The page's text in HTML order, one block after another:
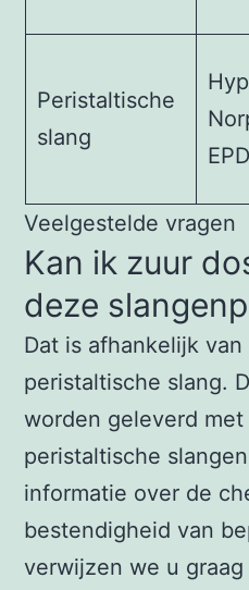
Peristaltische
slang
Veelgestelde vragen
Kan ik zuur
deze
Dat is afhankelijk
peristaltische slang.
worden geleverd met
peristaltische
informatie over de
bestendigheid van
verwijzen we u